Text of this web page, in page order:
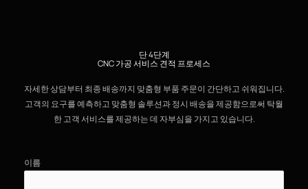
단 4단계
CNC 가공 서비스 견적 프로세스
자세한 상담부터 최종 배송까지 맞춤형 부품 주문이 간단하고 쉬워집니다.
고객의 요구를 예측하고 맞춤형 솔루션과 정시 배송을 제공함으로써 탁월
한 고객 서비스를 제공하는 데 자부심을 가지고 있습니다.
이름